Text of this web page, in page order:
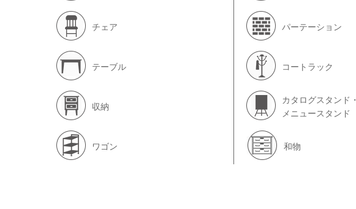
チェア
テーブル
収納
ワゴン
パーテーション
コートラック
カタログスタンド・
メニュースタンド
和物